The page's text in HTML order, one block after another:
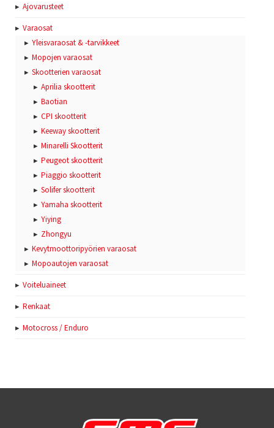
Ajovarusteet
Varaosat
Yleisvaraosat & -tarvikkeet
Mopojen varaosat
Skootterien varaosat
Aprilia skootterit
Baotian
CPI skootterit
Keeway skootterit
Minarelli Skootterit
Peugeot skootterit
Piaggio skootterit
Solifer skootterit
Yamaha skootterit
Yiying
Zhongyu
Kevytmoottoripyörien varaosat
Mopoautojen varaosat
Voiteluaineet
Renkaat
Motocross / Enduro